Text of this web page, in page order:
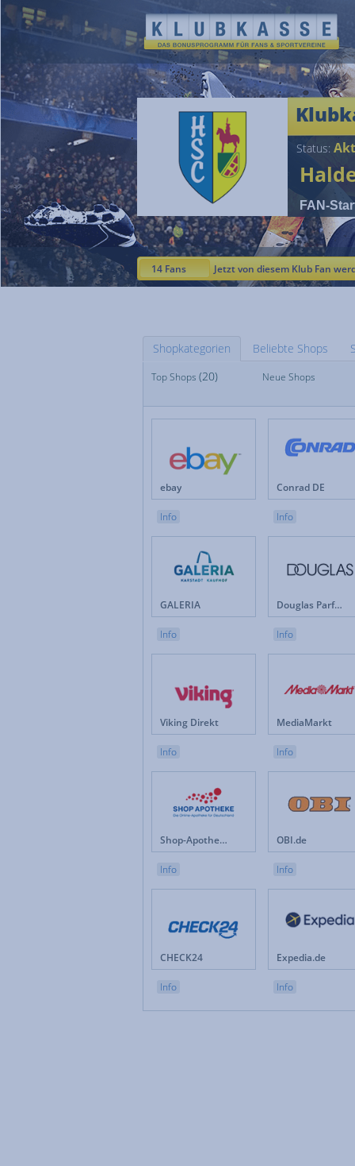
Status:
FAN-
14 Fans Jetzt von diesem Klub Fan
Shopkategorien Beliebte Shops
Top Shops
Apotheken
Baby & Kinder
Blumen
Brillen & Kontaktlinsen
Bücher & Zeitschriften
Büro & Betrieb
Elektronik & Haushaltgeräte
Energieversorger
Versicherungen & Finanzen
Weihnachten
Top Shops (20) Neue Shops
ebay
Info
Conrad DE
Info
GALERIA
Info
Douglas Parfümerie DE
Info
Viking Direkt
Info
MediaMarkt
Info
Shop-Apotheke.com
Info
OBI.de
Info
CHECK24
Info
Expedia.de
Info